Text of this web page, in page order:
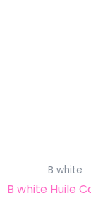
B white
B white Huile